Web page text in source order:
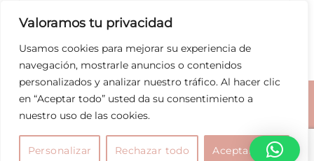
Valoramos tu privacidad
Usamos cookies para mejorar su experiencia de
navegación, mostrarle anuncios o contenidos
personalizados y analizar nuestro tráfico. Al hacer clic
en “Aceptar todo” usted da su consentimiento a
nuestro uso de las cookies.
Personalizar Rechazar todo Aceptar todo
Aviso legal|Política de privacidad|Política de Cookies
Condiciones de compra